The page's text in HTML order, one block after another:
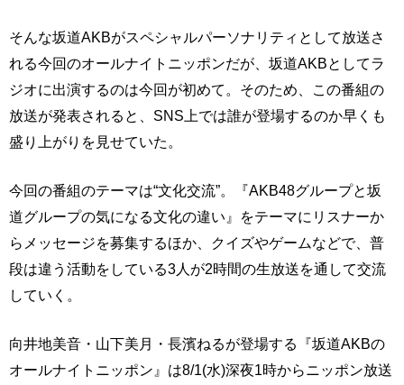
そんな坂道AKBがスペシャルパーソナリティとして放送さ
れる今回のオールナイトニッポンだが、坂道AKBとしてラ
ジオに出演するのは今回が初めて。そのため、この番組の
放送が発表されると、SNS上では誰が登場するのか早くも
盛り上がりを見せていた。
今回の番組のテーマは“文化交流”。『AKB48グループと坂
道グループの気になる文化の違い』をテーマにリスナーか
らメッセージを募集するほか、クイズやゲームなどで、普
段は違う活動をしている3人が2時間の生放送を通して交流
していく。
向井地美音・山下美月・長濱ねるが登場する『坂道AKBの
オールナイトニッポン』は8/1(水)深夜1時からニッポン放送